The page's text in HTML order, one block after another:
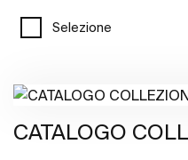
Selezione
CATALOGO